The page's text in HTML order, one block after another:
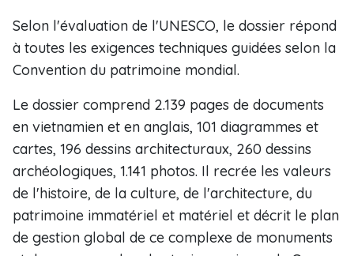
Selon l'évaluation de l'UNESCO, le dossier répond
à toutes les exigences techniques guidées selon la
Convention du patrimoine mondial.
Le dossier comprend 2.139 pages de documents
en vietnamien et en anglais, 101 diagrammes et
cartes, 196 dessins architecturaux, 260 dessins
archéologiques, 1.141 photos. Il recrée les valeurs
de l'histoire, de la culture, de l'architecture, du
patrimoine immatériel et matériel et décrit le plan
de gestion global de ce complexe de monuments